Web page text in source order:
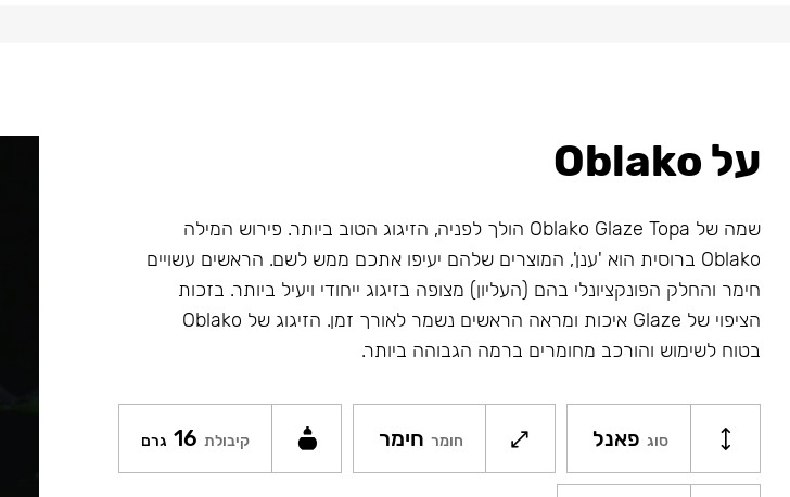
על Oblako
שמה של Oblako Glaze Topa הולך לפניה, הזיגוג הטוב ביותר. פירוש המילה
Oblako ברוסית הוא 'ענן', המוצרים שלהם יעיפו אתכם ממש לשם. הראשים עשויים
חימר והחלק הפונקציונלי בהם (העליון) מצופה בזיגוג ייחודי ויעיל ביותר. בזכות
הציפוי של Glaze איכות ומראה הראשים נשמר לאורך זמן. הזיגוג של Oblako
בטוח לשימוש והורכב מחומרים ברמה הגבוהה ביותר.
סוג פאנל חומר חימר קיבולת 16 גרם